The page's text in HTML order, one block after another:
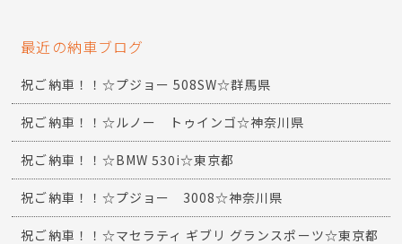
最近の納車ブログ
祝ご納車！！☆プジョー 508SW☆群馬県
祝ご納車！！☆ルノー トゥインゴ☆神奈川県
祝ご納車！！☆BMW 530i☆東京都
祝ご納車！！☆プジョー 3008☆神奈川県
祝ご納車！！☆マセラティ ギブリ グランスポーツ☆東京都